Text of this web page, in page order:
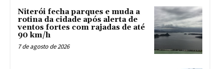
Niterói fecha parques e muda a
rotina da cidade após alerta de
ventos fortes com rajadas de até
90 km/h
7 de agosto de 2026